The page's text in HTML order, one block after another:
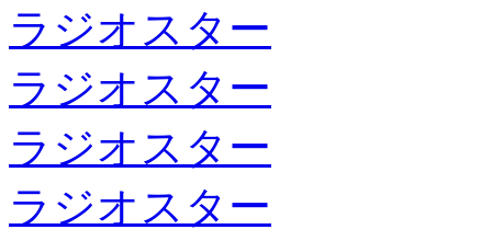
ラジオスター
ラジオスター
ラジオスター
ラジオスター